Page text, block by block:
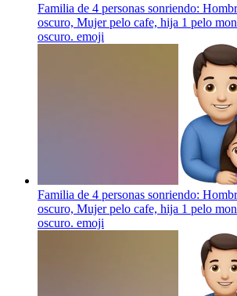
Familia de 4 personas sonriendo:
oscuro, Mujer pelo cafe, hija 1 pelo
oscuro. emoji
Familia de 4 personas sonriendo:
oscuro, Mujer pelo cafe, hija 1 pelo
oscuro. emoji